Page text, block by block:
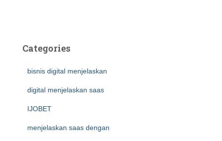
Categories
bisnis digital menjelaskan
digital menjelaskan saas
IJOBET
menjelaskan saas dengan